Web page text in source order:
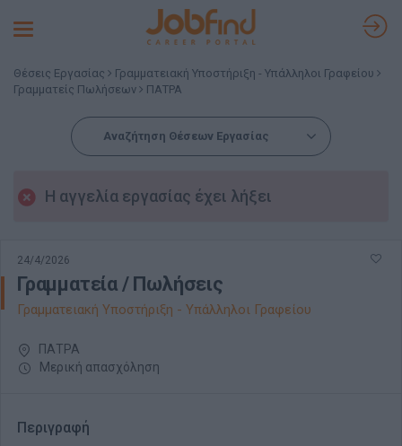
Toggle
Θέσεις Εργασίας
Γραμματειακή Υποστήριξη - Υπάλληλοι Γραφείου
Γραμματείς Πωλήσεων
ΠΑΤΡΑ
Αναζήτηση Θέσεων Εργασίας
Η αγγελία εργασίας έχει λήξει
24/4/2026
Γραμματεία / Πωλήσεις
Γραμματειακή Υποστήριξη - Υπάλληλοι Γραφείου
ΠΑΤΡΑ
Μερική απασχόληση
Περιγραφή